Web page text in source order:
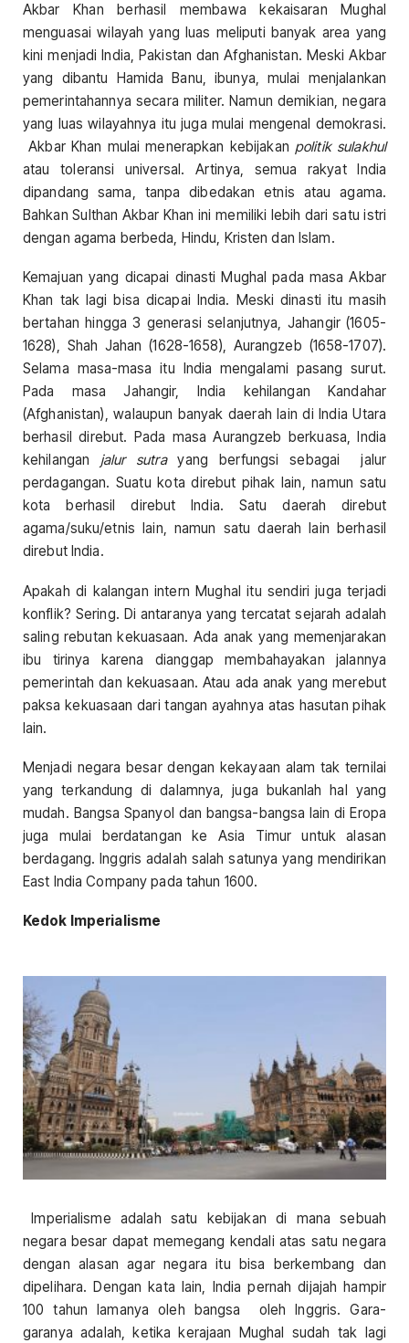
Akbar Khan berhasil membawa kekaisaran Mughal
menguasai wilayah yang luas meliputi banyak area yang
kini menjadi India, Pakistan dan Afghanistan. Meski Akbar
yang dibantu Hamida Banu, ibunya, mulai menjalankan
pemerintahannya secara militer. Namun demikian, negara
yang luas wilayahnya itu juga mulai mengenal demokrasi.
Akbar Khan mulai menerapkan kebijakan politik sulakhul
atau toleransi universal. Artinya, semua rakyat India
dipandang sama, tanpa dibedakan etnis atau agama.
Bahkan Sulthan Akbar Khan ini memiliki lebih dari satu istri
dengan agama berbeda, Hindu, Kristen dan Islam.
Kemajuan yang dicapai dinasti Mughal pada masa Akbar
Khan tak lagi bisa dicapai India. Meski dinasti itu masih
bertahan hingga 3 generasi selanjutnya, Jahangir (1605-
1628), Shah Jahan (1628-1658), Aurangzeb (1658-1707).
Selama masa-masa itu India mengalami pasang surut.
Pada masa Jahangir, India kehilangan Kandahar
(Afghanistan), walaupun banyak daerah lain di India Utara
berhasil direbut. Pada masa Aurangzeb berkuasa, India
kehilangan jalur sutrayang berfungsi sebagai jalur
perdagangan. Suatu kota direbut pihak lain, namun satu
kota berhasil direbut India. Satu daerah direbut
agama/suku/etnis lain, namun satu daerah lain berhasil
direbut India.
Apakah di kalangan intern Mughal itu sendiri juga terjadi
konflik? Sering. Di antaranya yang tercatat sejarah adalah
saling rebutan kekuasaan. Ada anak yang memenjarakan
ibu tirinya karena dianggap membahayakan jalannya
pemerintah dan kekuasaan. Atau ada anak yang merebut
paksa kekuasaan dari tangan ayahnya atas hasutan pihak
lain.
Menjadi negara besar dengan kekayaan alam tak ternilai
yang terkandung di dalamnya, juga bukanlah hal yang
mudah. Bangsa Spanyol dan bangsa-bangsa lain di Eropa
juga mulai berdatangan ke Asia Timur untuk alasan
berdagang. Inggris adalah salah satunya yang mendirikan
East India Company pada tahun 1600.
Kedok Imperialisme
Imperialisme adalah satu kebijakan di mana sebuah
negara besar dapat memegang kendali atas satu negara
dengan alasan agar negara itu bisa berkembang dan
dipelihara. Dengan kata lain, India pernah dijajah hampir
100 tahun lamanya oleh bangsa oleh Inggris. Gara-
garanya adalah, ketika kerajaan Mughal sudah tak lagi